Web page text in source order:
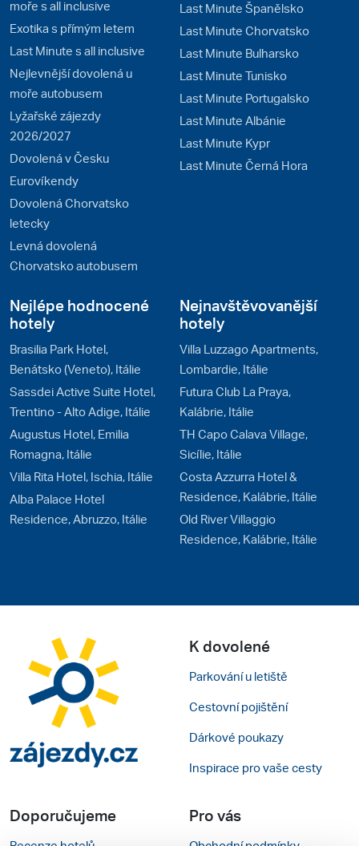
moře s all inclusive
Exotika s přímým letem
Last Minute s all inclusive
Nejlevnější dovolená u
moře autobusem
Lyžařské zájezdy
2026/2027
Dovolená v Česku
Eurovíkendy
Dovolená Chorvatsko
letecky
Levná dovolená
Chorvatsko autobusem
Last Minute Španělsko
Last Minute Chorvatsko
Last Minute Bulharsko
Last Minute Tunisko
Last Minute Portugalsko
Last Minute Albánie
Last Minute Kypr
Last Minute Černá Hora
Nejlépe hodnocené
hotely
Brasilia Park Hotel,
Benátsko (Veneto), Itálie
Sassdei Active Suite Hotel,
Trentino - Alto Adige, Itálie
Augustus Hotel, Emilia
Romagna, Itálie
Villa Rita Hotel, Ischia, Itálie
Alba Palace Hotel
Residence, Abruzzo, Itálie
Nejnavštěvovanější
hotely
Villa Luzzago Apartments,
Lombardie, Itálie
Futura Club La Praya,
Kalábrie, Itálie
TH Capo Calava Village,
Sicílie, Itálie
Costa Azzurra Hotel &
Residence, Kalábrie, Itálie
Old River Villaggio
Residence, Kalábrie, Itálie
K dovolené
Parkování u letiště
Cestovní pojištění
Dárkové poukazy
Inspirace pro vaše cesty
Doporučujeme Pro vás